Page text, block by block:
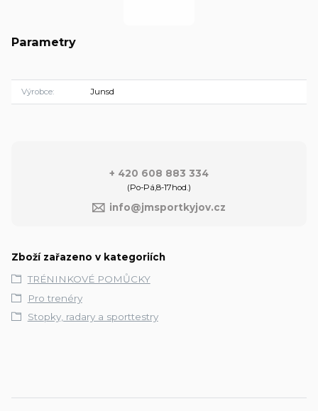
Parametry
Výrobce Junsd
+ 420 608 883 334
(Po-Pá,8-17hod.)
info@jmsportkyjov.cz
Zboží zařazeno v kategoriích
TRÉNINKOVÉ POMŮCKY
Pro trenéry
Stopky, radary a sporttestry